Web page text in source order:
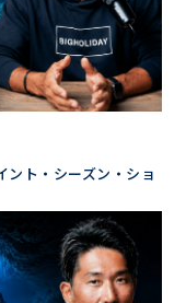
ト・シーズン・ショ